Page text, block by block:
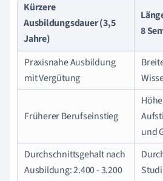
Kürzere
Ausbildungsdauer (3,5
Jahre)
8
Praxisnahe Ausbildung
mit Vergütung
Früherer Berufseinstieg
und
Durchschnittsgehalt nach
Ausbildung: 2.400 - 3.200